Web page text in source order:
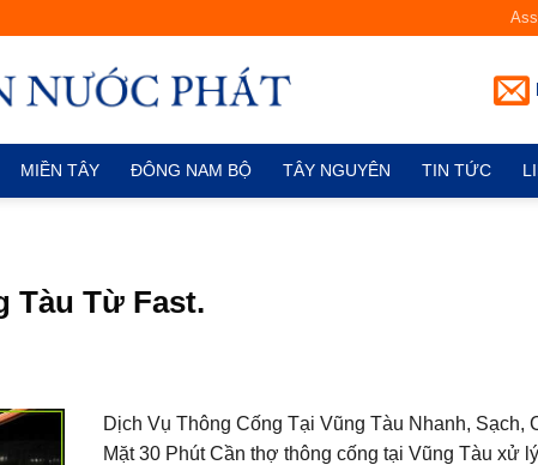
MIỀN TÂY ĐÔNG NAM BỘ TÂY NGUYÊN TIN TỨC
Tàu Từ Fast.
Dịch Vụ Thông Cống Tại Vũng Tàu Nhanh, Sạch,
Mặt 30 Phút Cần thợ thông cống tại Vũng Tàu xử lý